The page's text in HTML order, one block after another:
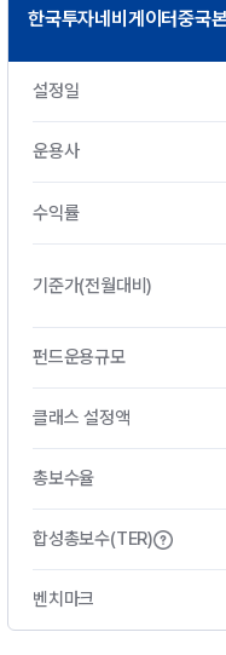
한국투자네비게이터중국
설정일
운용사
수익률
기준가(전월대비)
펀드운용규모
클래스 설정액
총보수율
합성총보수(TER)
벤치마크